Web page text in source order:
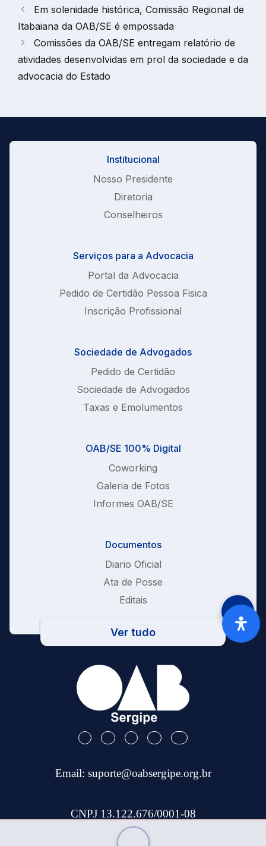
Em solenidade histórica, Comissão Regional de
Itabaiana da OAB/SE é empossada
Comissões da OAB/SE entregam relatório de
atividades desenvolvidas em prol da sociedade e da
advocacia do Estado
Institucional
Nosso Presidente
Diretoria
Conselheiros
Serviços para a Advocacia
Portal da Advocacia
Pedido de Certidão Pessoa Fisica
Inscrição Profissional
Sociedade de Advogados
Pedido de Certidão
Sociedade de Advogados
Taxas e Emolumentos
OAB/SE 100% Digital
Coworking
Galeria de Fotos
Informes OAB/SE
Documentos
Diario Oficial
Ata de Posse
Editais
Ver tudo
Email: suporte@oabsergipe.org.br
CNPJ 13.122.676/0001-08